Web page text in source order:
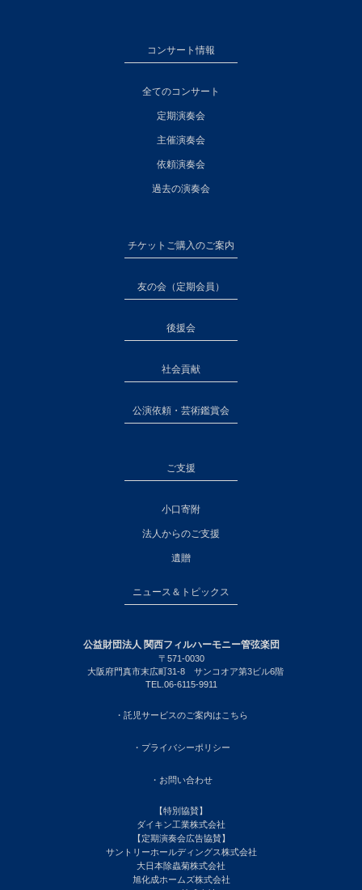
コンサート情報
全てのコンサート
定期演奏会
主催演奏会
依頼演奏会
過去の演奏会
チケットご購入のご案内
友の会（定期会員）
後援会
社会貢献
公演依頼・芸術鑑賞会
ご支援
小口寄附
法人からのご支援
遺贈
ニュース＆トピックス
公益財団法人 関西フィルハーモニー管弦楽団
〒571-0030
大阪府門真市末広町31-8 サンコオア第3ビル6階
TEL.06-6115-9911
・託児サービスのご案内はこちら
・プライバシーポリシー
・お問い合わせ
【特別協賛】
ダイキン工業株式会社
【定期演奏会広告協賛】
サントリーホールディングス株式会社
大日本除蟲菊株式会社
旭化成ホームズ株式会社